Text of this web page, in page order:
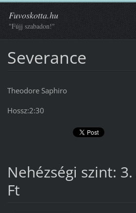
Fuvoskotta.hu
"Fújj szabadon!"
Severance
Theodore Saphiro
Hossz:2:30
Nehézségi szint:
Ft